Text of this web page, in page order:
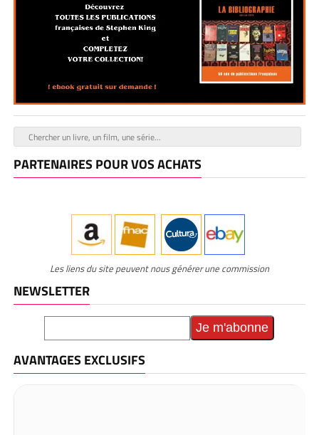
PARTENAIRES POUR VOS ACHATS
Les liens du site peuvent nous générer une commission
NEWSLETTER
AVANTAGES EXCLUSIFS